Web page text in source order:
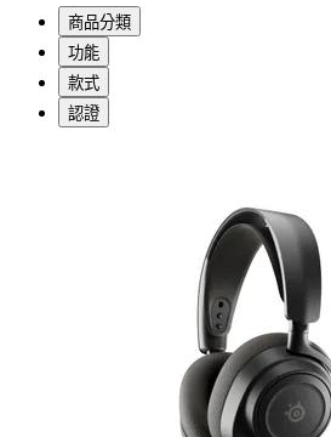
商品分類
功能
款式
認證